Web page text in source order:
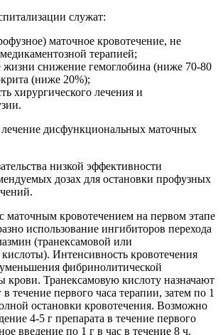
служат:
маточное кровотечение, не
терапией;
снижение гемоглобина (ниже 70-80
(ниже 20%);
хирургического лечения и
дисфункциональных маточных
низкой эффективности
дозах для остановки профузных
маточным кровотечением на первом этапе
использование ингибиторов перехода
(транексамовой или
Интенсивность кровотечения
уменьшения фибринолитической
крови. Транексамовую кислоту назначают
в течение первого часа терапии, затем по 1
остановки кровотечения. Возможно
4-5 г препарата в течение первого
введение по 1 г в час в течение 8 ч.